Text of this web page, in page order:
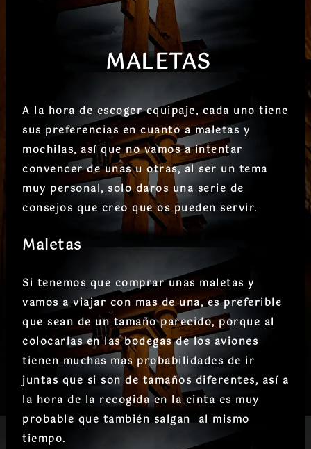
MALETAS
​A la hora de escoger equipaje, cada uno tiene
sus preferencias en cuanto a maletas y
mochilas, así que no vamos a intentar
convencer de unas u otras, al ser un tema
muy personal, solo daros una serie de
consejos que creo que os pueden servir.
Maletas
Si tenemos que comprar unas maletas y
vamos a viajar con mas de una, es preferible
que sean de un tamaño parecido, porque al
colocarlas en las bodegas de los aviones
tienen muchas mas probabilidades de ir
juntas que si son de tamaños diferentes, así a
la hora de la recogida en la cinta es muy
probable que también salgan al mismo
tiempo.